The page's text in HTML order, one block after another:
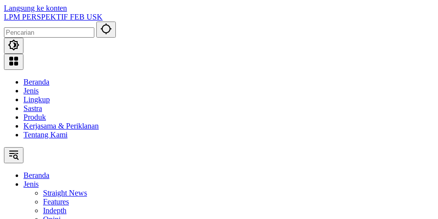
Langsung ke konten
LPM PERSPEKTIF FEB USK
Beranda
Jenis
Lingkup
Sastra
Produk
Kerjasama & Periklanan
Tentang Kami
Beranda
Jenis
Straight News
Features
Indepth